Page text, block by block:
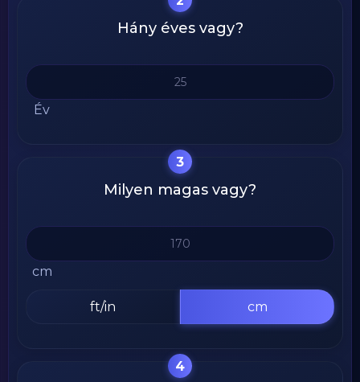
Hány éves vagy?
Év
3
Milyen magas vagy?
cm
ft/in cm
4